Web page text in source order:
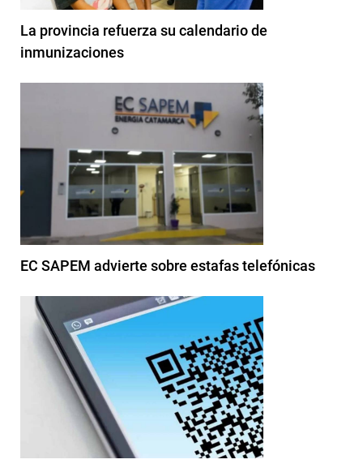
La provincia refuerza su calendario de
inmunizaciones
EC SAPEM advierte sobre estafas telefónicas